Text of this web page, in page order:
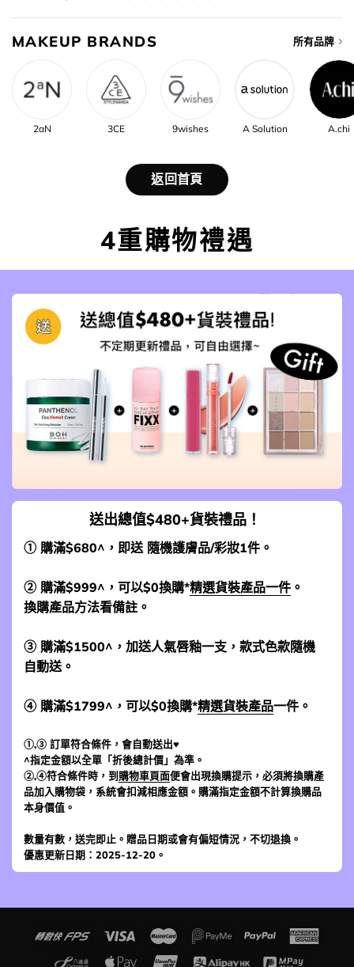
MAKEUP BRANDS 所有品牌
2aN 3CE 9wishes A Solution A.chi
返回首頁
4重購物禮遇
送出總值$480+貨裝禮品！
① 購滿$680^，即送 隨機護膚品/彩妝1件。
② 購滿$999^，可以$0換購*精選貨裝產品一件 。
換購產品方法看備註。
③ 購滿$1500^，加送人氣唇釉一支，款式色款隨機
自動送。
④ 購滿$1799^，可以$0換購*精選貨裝產品一件。
①,③ 訂單符合條件，會自動送出♥
^指定金額以全單「折後總計價」為準。
②,④符合條件時，到 購物車頁面便會出現換購提示，必須將換購產
品加入購物袋，系統會扣減相應金額。購滿指定金額不計算換購品
本身價值。
數量有數，送完即止。贈品日期或會有偏短情況，不切退換。
優惠更新日期：2025-12-20。